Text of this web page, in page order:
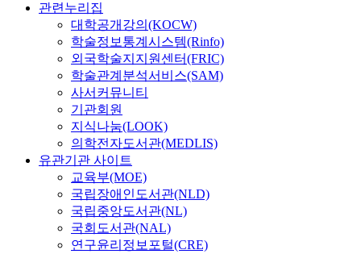
관련누리집
대학공개강의(KOCW)
학술정보통계시스템(Rinfo)
외국학술지지원센터(FRIC)
학술관계분석서비스(SAM)
사서커뮤니티
기관회원
지식나눔(LOOK)
의학전자도서관(MEDLIS)
유관기관 사이트
교육부(MOE)
국립장애인도서관(NLD)
국립중앙도서관(NL)
국회도서관(NAL)
연구윤리정보포털(CRE)